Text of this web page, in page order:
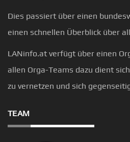
Dies passiert über einen
einen schnellen Überblick über
LANinfo.at verfügt über einen
allen Orga-Teams dazu dient
zu vernetzen und sich
TEAM